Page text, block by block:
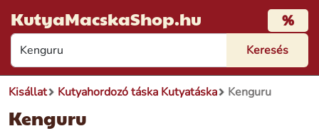
KutyaMacskaShop.hu %
Kisállat Kutyahordozó táska Kutyatáska Kenguru
Kenguru